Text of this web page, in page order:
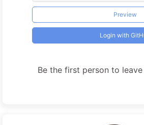
Preview
Login with
Be the first person to